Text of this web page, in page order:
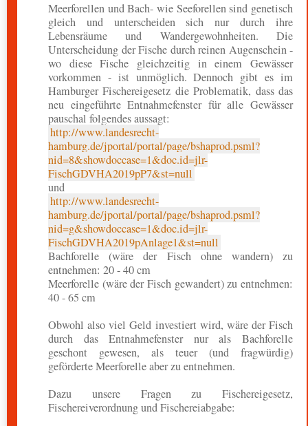
Meerforellen und Bach- wie Seeforellen sind genetisch
gleich und unterscheiden sich nur durch ihre
Lebensräume und Wandergewohnheiten. Die
Unterscheidung der Fische durch reinen Augenschein -
wo diese Fische gleichzeitig in einem Gewässer
vorkommen - ist unmöglich. Dennoch gibt es im
Hamburger Fischereigesetz die Problematik, dass das
neu eingeführte Entnahmefenster für alle Gewässer
pauschal folgendes aussagt:
http://www.landesrecht-
hamburg.de/jportal/portal/page/bshaprod.psml?
nid=8&showdoccase=1&doc.id=jlr-
FischGDVHA2019pP7&st=null
und
http://www.landesrecht-
hamburg.de/jportal/portal/page/bshaprod.psml?
nid=g&showdoccase=1&doc.id=jlr-
FischGDVHA2019pAnlage1&st=null
Bachforelle (wäre der Fisch ohne wandern) zu
entnehmen: 20 - 40 cm
Meerforelle (wäre der Fisch gewandert) zu entnehmen:
40 - 65 cm
Obwohl also viel Geld investiert wird, wäre der Fisch
durch das Entnahmefenster nur als Bachforelle
geschont gewesen, als teuer (und fragwürdig)
geförderte Meerforelle aber zu entnehmen.
Dazu unsere Fragen zu Fischereigesetz,
Fischereiverordnung und Fischereiabgabe: